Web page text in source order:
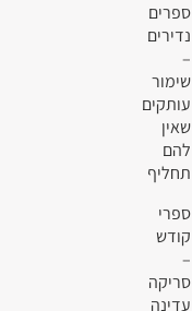
ספרים
נדירים
–
שימור
עותקים
שאין
להם
תחליף
ספרי
קודש
–
סריקה
עדינה